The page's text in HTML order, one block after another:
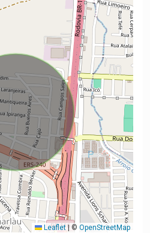
Leaflet | © OpenStreetMap